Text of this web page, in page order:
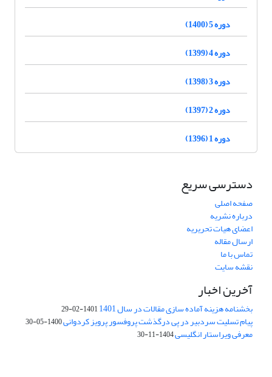
دوره 5 (1400)
دوره 4 (1399)
دوره 3 (1398)
دوره 2 (1397)
دوره 1 (1396)
دسترسی سریع
صفحه اصلی
درباره نشریه
اعضای هیات تحریریه
ارسال مقاله
تماس با ما
نقشه سایت
آخرین اخبار
بخشنامه هزینه آماده سازی مقالات در سال 1401 1401-02-29
پیام تسلیت سردبیر در پی درگذشت پروفسور پرویز کردوانی1400-05-30
معرفی ویراستار انگلیسی1404-11-30